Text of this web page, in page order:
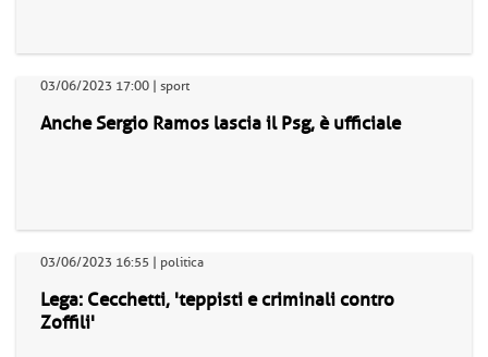
03/06/2023 17:00 | sport
Anche Sergio Ramos lascia il Psg, è ufficiale
03/06/2023 16:55 | politica
Lega: Cecchetti, 'teppisti e criminali contro
Zoffili'